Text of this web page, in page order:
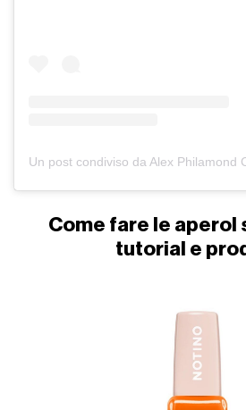
Come fare le aperol
tutorial e